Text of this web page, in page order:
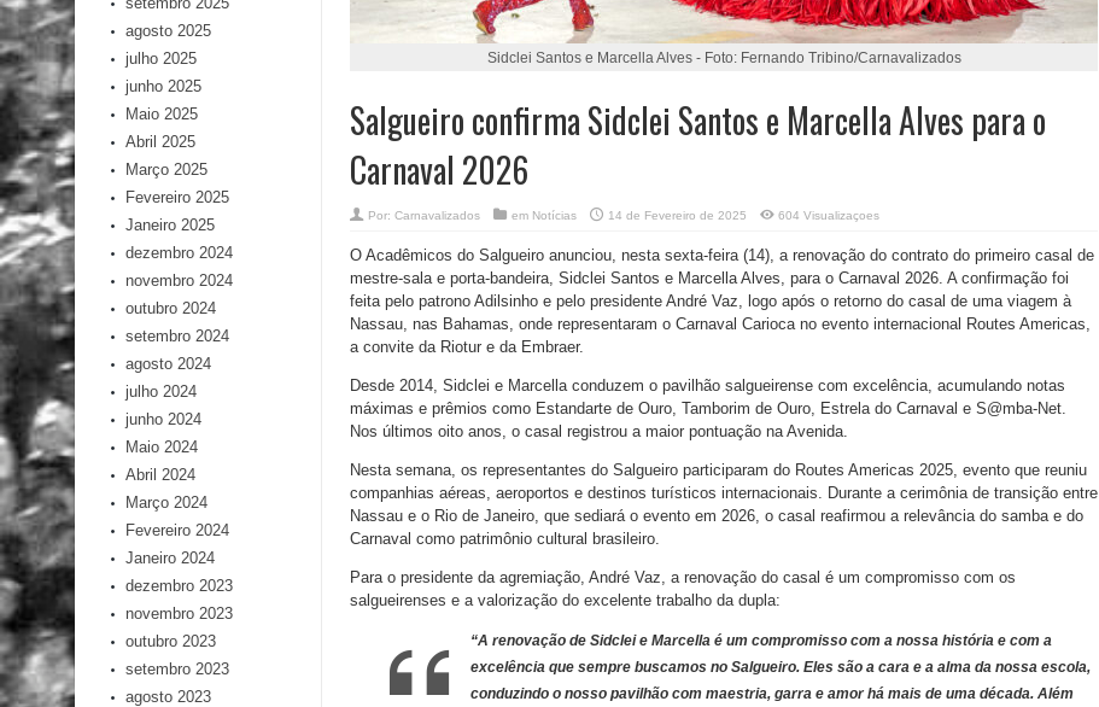
Sidclei Santos e Marcella Alves - Foto: Fernando Tribino/Carnavalizados
Salgueiro confirma Sidclei Santos e Marcella Alves para o
Carnaval 2026
Por: Carnavalizados em Notícias 14 de Fevereiro de 2025 604 Visualizaçoes
O Acadêmicos do Salgueiro anunciou, nesta sexta-feira (14), a renovação do contrato do primeiro casal de
mestre-sala e porta-bandeira, Sidclei Santos e Marcella Alves, para o Carnaval 2026. A confirmação foi
feita pelo patrono Adilsinho e pelo presidente André Vaz, logo após o retorno do casal de uma viagem à
Nassau, nas Bahamas, onde representaram o Carnaval Carioca no evento internacional Routes Americas,
a convite da Riotur e da Embraer.
Desde 2014, Sidclei e Marcella conduzem o pavilhão salgueirense com excelência, acumulando notas
máximas e prêmios como Estandarte de Ouro, Tamborim de Ouro, Estrela do Carnaval e S@mba-Net.
Nos últimos oito anos, o casal registrou a maior pontuação na Avenida.
Nesta semana, os representantes do Salgueiro participaram do Routes Americas 2025, evento que reuniu
companhias aéreas, aeroportos e destinos turísticos internacionais. Durante a cerimônia de transição entre
Nassau e o Rio de Janeiro, que sediará o evento em 2026, o casal reafirmou a relevância do samba e do
Carnaval como patrimônio cultural brasileiro.
Para o presidente da agremiação, André Vaz, a renovação do casal é um compromisso com os
salgueirenses e a valorização do excelente trabalho da dupla:
“A renovação de Sidclei e Marcella é um compromisso com a nossa história e com a
excelência que sempre buscamos no Salgueiro. Eles são a cara e a alma da nossa escola,
conduzindo o nosso pavilhão com maestria, garra e amor há mais de uma década. Além
agosto 2025
julho 2025
junho 2025
Maio 2025
Abril 2025
Março 2025
Fevereiro 2025
Janeiro 2025
dezembro 2024
novembro 2024
outubro 2024
setembro 2024
agosto 2024
julho 2024
junho 2024
Maio 2024
Abril 2024
Março 2024
Fevereiro 2024
Janeiro 2024
dezembro 2023
novembro 2023
outubro 2023
setembro 2023
agosto 2023